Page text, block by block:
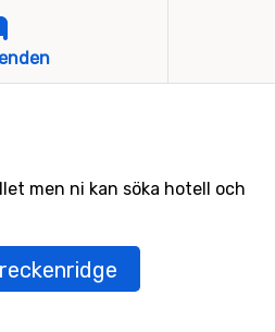
men ni kan söka hotell och